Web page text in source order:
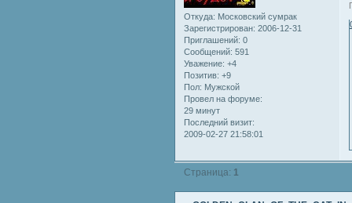
Откуда: Московский сумрак
Зарегистрирован: 2006-12-31
Приглашений: 0
Сообщений: 591
Уважение: +4
Позитив: +9
Пол: Мужской
Провел на форуме:
29 минут
Последний визит:
2009-02-27 21:58:01
Страница: 1